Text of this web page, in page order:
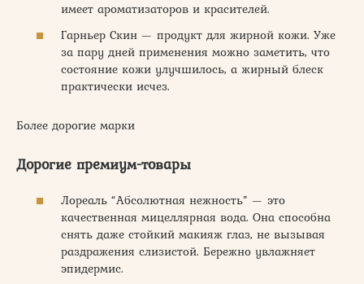
имеет ароматизаторов и красителей.
Гарньер Скин — продукт для жирной кожи. Уже
за пару дней применения можно заметить, что
состояние кожи улучшилось, а жирный блеск
практически исчез.
Более дорогие марки
Дорогие премиум-товары
Лореаль “Абсолютная нежность” — это
качественная мицеллярная вода. Она способна
снять даже стойкий макияж глаз, не вызывая
раздражения слизистой. Бережно увлажняет
эпидермис.